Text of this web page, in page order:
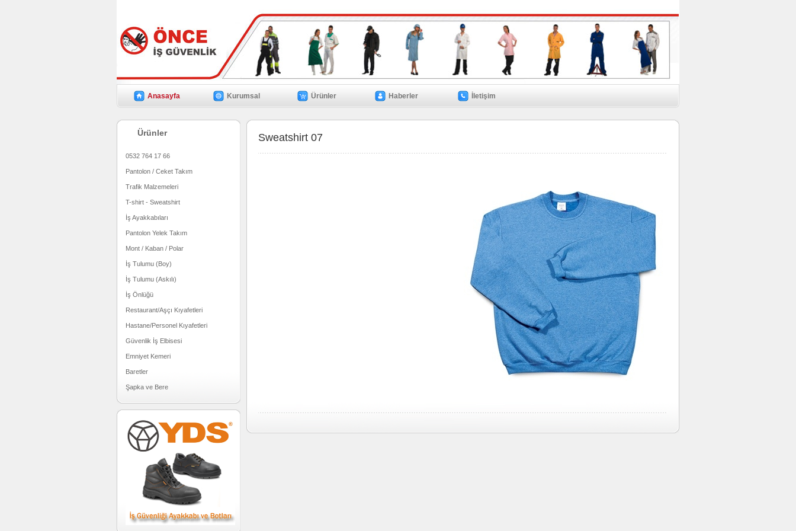
Anasayfa Kurumsal Ürünler Haberler İletişim
Sweatshirt 07
Ürünler
0532 764 17 66
Pantolon / Ceket Takım
Trafik Malzemeleri
T-shirt - Sweatshirt
İş Ayakkabıları
Pantolon Yelek Takım
Mont / Kaban / Polar
İş Tulumu (Boy)
İş Tulumu (Askılı)
İş Önlüğü
Restaurant/Aşçı Kıyafetleri
Hastane/Personel Kıyafetleri
Güvenlik İş Elbisesi
Emniyet Kemeri
Baretler
Şapka ve Bere